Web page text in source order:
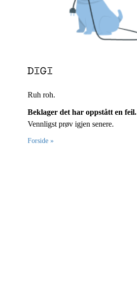
Ruh roh.
Beklager det har oppstått en feil.
Vennligst prøv igjen senere.
Forside »